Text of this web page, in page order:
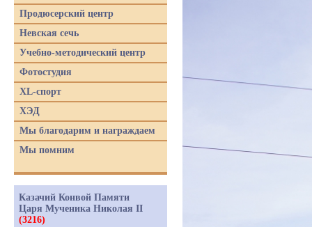
Продюсерский центр
Невская сечь
Учебно-методический центр
Фотостудия
XL-спорт
ХЭД
Мы благодарим и награждаем
Мы помним
Казачий Конвой Памяти
Царя Мученика Николая II
(3216)